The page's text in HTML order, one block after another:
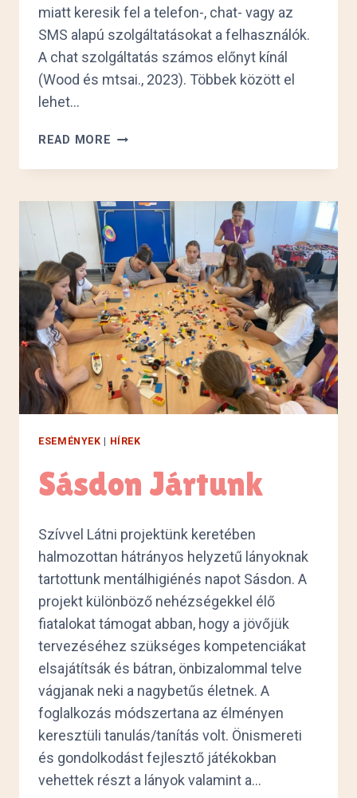
miatt keresik fel a telefon-, chat- vagy az
SMS alapú szolgáltatásokat a felhasználók.
A chat szolgáltatás számos előnyt kínál
(Wood és mtsai., 2023). Többek között el
lehet…
READ MORE MIÉRT
A
CHAT
SZOLGÁLTATÁS?
ESEMÉNYEK | HÍREK
Sásdon Jártunk
Szívvel Látni projektünk keretében
halmozottan hátrányos helyzetű lányoknak
tartottunk mentálhigiénés napot Sásdon. A
projekt különböző nehézségekkel élő
fiatalokat támogat abban, hogy a jövőjük
tervezéséhez szükséges kompetenciákat
elsajátítsák és bátran, önbizalommal telve
vágjanak neki a nagybetűs életnek. A
foglalkozás módszertana az élményen
keresztüli tanulás/tanítás volt. Önismereti
és gondolkodást fejlesztő játékokban
vehettek részt a lányok valamint a…